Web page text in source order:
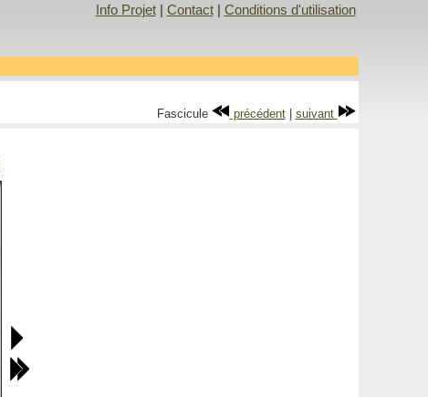
Info Projet| Contact| Conditions d'utilisation
Fascicule précédent| suivant